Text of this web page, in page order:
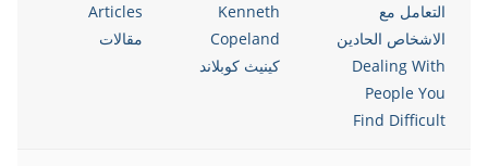
التعامل مع
الاشخاص الحادين
Dealing With
People You
Find Difficult
Kenneth
Copeland
كينيث كوبلاند
Articles
مقالات